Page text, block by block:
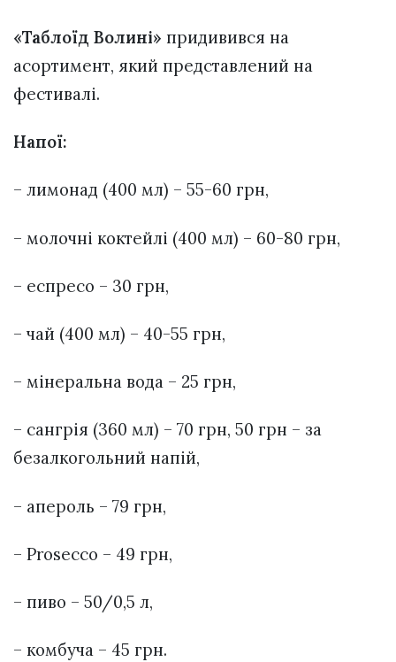
«Таблоїд Волині» придивився на
асортимент, який представлений на
фестивалі.
Напої:
– лимонад (400 мл) – 55-60 грн,
– молочні коктейлі (400 мл) – 60-80 грн,
– еспресо – 30 грн,
– чай (400 мл) – 40-55 грн,
– мінеральна вода – 25 грн,
– сангрія (360 мл) – 70 грн, 50 грн – за
безалкогольний напій,
– апероль – 79 грн,
– Prosecco – 49 грн,
– пиво – 50/0,5 л,
– комбуча – 45 грн.